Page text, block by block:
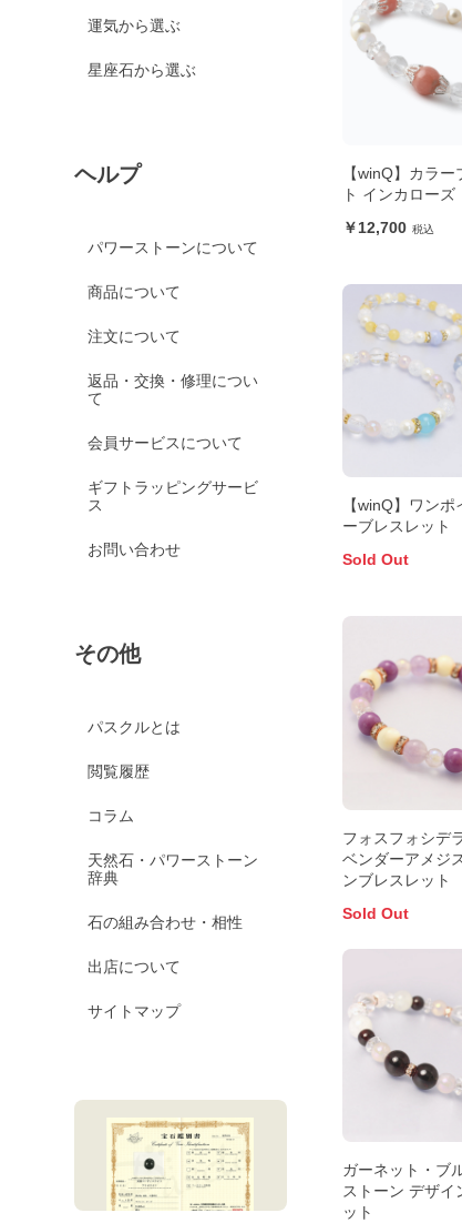
運気から選ぶ
星座石から選ぶ
ヘルプ
パワーストーンについて
商品について
注文について
返品・交換・修理につい
て
会員サービスについて
ギフトラッピングサービ
ス
お問い合わせ
その他
パスクルとは
閲覧履歴
コラム
天然石・パワーストーン
辞典
石の組み合わせ・相性
出店について
サイトマップ
【winQ】カラー
ト インカローズ
12,700
【winQ】ワンポ
ーブレスレット
Sold Out
フォスフォシデ
ベンダーアメジ
ンブレスレット
Sold Out
ガーネット・ブ
ストーン デザイ
ット